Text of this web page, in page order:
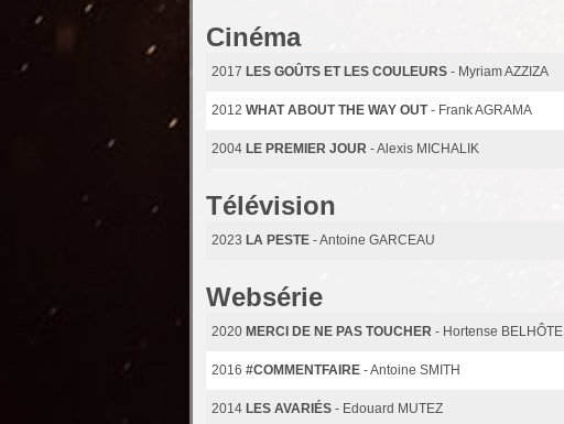
Cinéma
2017 LES GOÛTS ET LES COULEURS - Myriam AZZIZA
2012 WHAT ABOUT THE WAY OUT- Frank AGRAMA
2004 LE PREMIER JOUR - Alexis MICHALIK
Télévision
2023 LA PESTE - Antoine GARCEAU
Websérie
2020 MERCI DE NE PAS TOUCHER - Hortense BELHÔTE
2016 #COMMENTFAIRE - Antoine SMITH
2014 LES AVARIÉS - Edouard MUTEZ